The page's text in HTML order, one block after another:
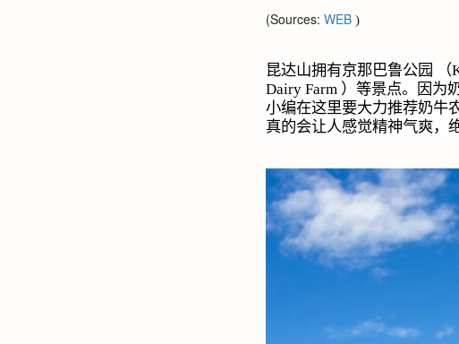
(Sources: WEB )
昆达山拥有京那巴鲁公园 （
Dairy Farm ）等景点。因为
小编在这里要大力推荐奶
真的会让人感觉精神气爽，